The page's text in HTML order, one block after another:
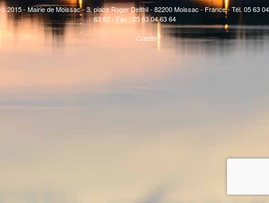
© 2015 - Mairie de Moissac - 3, place Roger Delthil - 82200 Moissac - France - Tél. 05 63 04
63 63 - Fax : 05 63 04 63 64
Crédits